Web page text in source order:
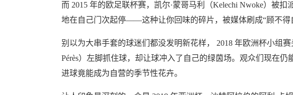
而 2015 年的欧足联杯赛，凯尔·蒙哥马利（Kelechi Nwoke）被
地在自己门次起停——这种让你回味的碎片，被媒体刷成“顾不得
别以为大串手套的球迷们都没发明新花样， 2018 年欧洲杯小组
Pérès）左脚抓住球，却让球冲入了自己的绿茵场。观众们现在
进球竟能成为自营的季节性花卉。